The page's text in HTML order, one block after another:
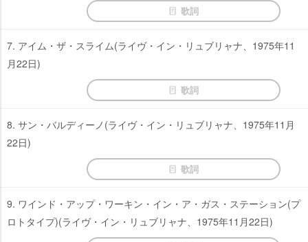
歌詞
7. アイム・ザ・スライム(ライヴ・イン・リュブリャナ、1975年11
月22日)
歌詞
8. サン・バルディーノ(ライヴ・イン・リュブリャナ、1975年11月
22日)
歌詞
9. ワインド・アップ・ワーキン・イン・ア・ガス・ステーション(プ
ロトタイプ)(ライヴ・イン・リュブリャナ、1975年11月22日)